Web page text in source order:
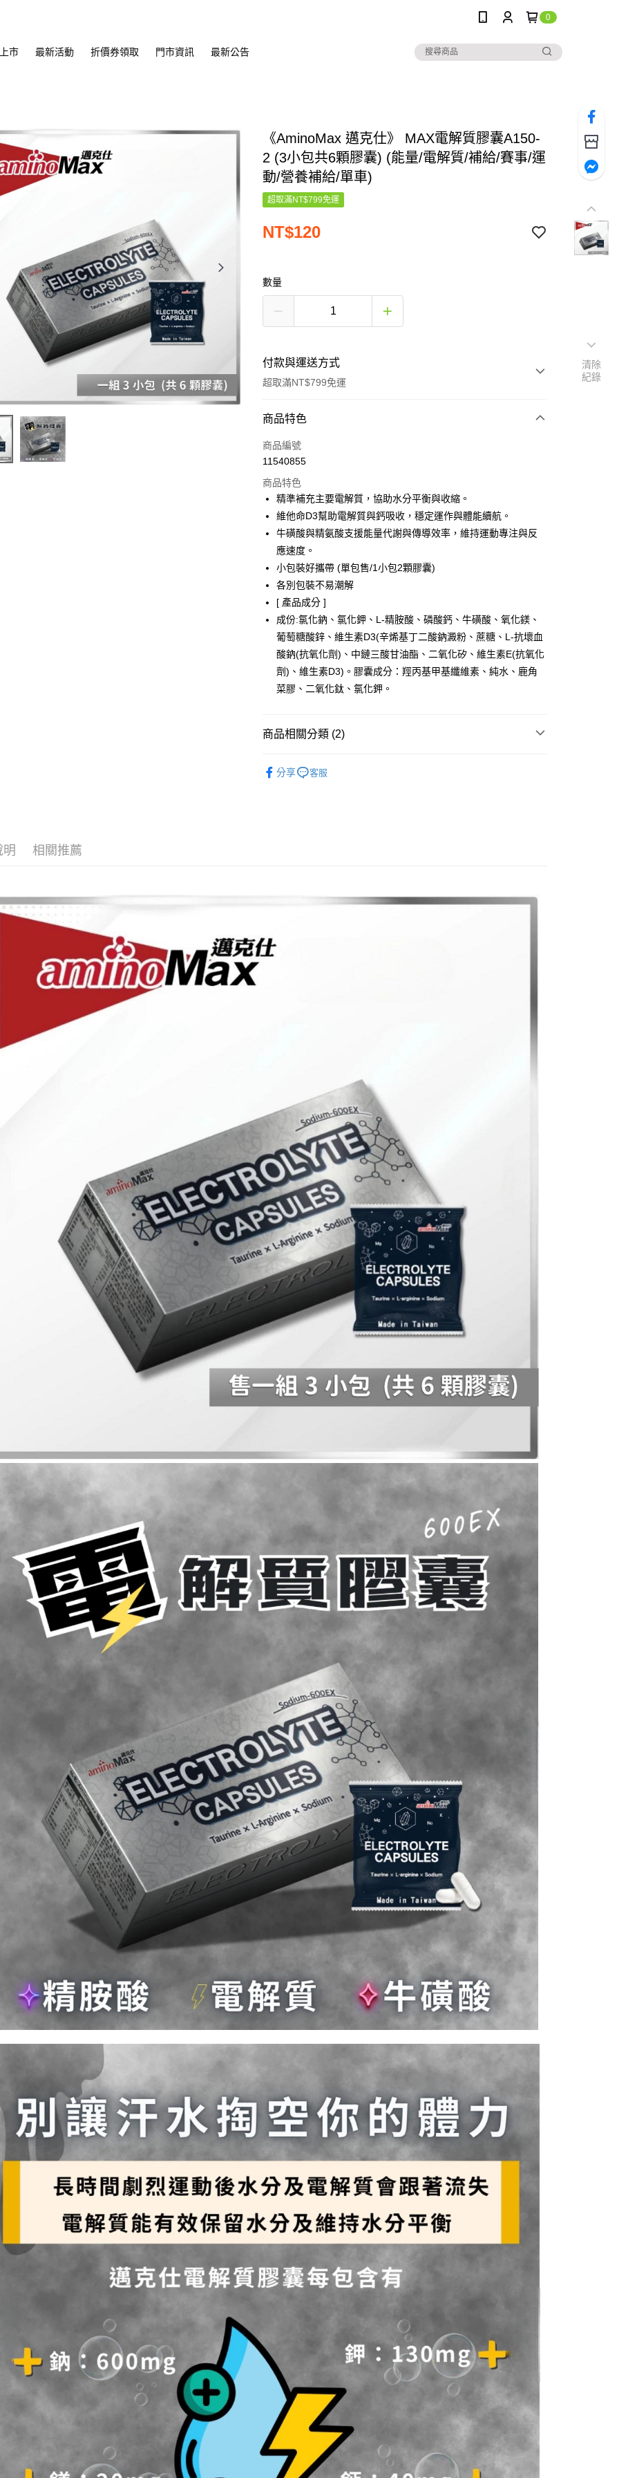
0
市 最新活動 折價券領取 門市資訊 最新公告
《AminoMax 邁克仕》 MAX電解質膠囊A150-
2 (3小包共6顆膠囊) (能量/電解質/補給/賽事/運
動/營養補給/單車)
超取滿NT$799免運
NT$120
數量
付款與運送方式
超取滿NT$799免運
付款方式
信用卡一次付款
3 期 0 利率 每期NT$40
合作金庫商業銀行
第一商業銀行
華南商業銀行
彰化商業銀行
國泰世華商業銀行
臺灣中小企業銀行
台中商業銀行
匯豐（台灣）商業銀行
聯邦商業銀行
元大商業銀行
永豐商業銀行
台新國際商業銀行
中國信託商業銀行
台灣樂天信用卡公司
6 期 0 利率 每期NT$20 21家銀行
合作金庫商業銀行
第一商業銀行
華南商業銀行
上海商業儲蓄銀行
台北富邦商業銀行
臺灣中小企業銀行
匯豐（台灣）商業銀行
聯邦商業銀行
遠東國際商業銀行
元大商業銀行
永豐商業銀行
玉山商業銀行
星展（台灣）商業銀行
台灣樂天信用卡公司
LINE Pay
Apple Pay
街口支付
悠遊付
Google Pay
ATM付款
付款後全家取貨
付款後萊爾富取貨
商品特色
商品編號
11540855
商品特色
精準補充主要電解質，協助水分平衡與收縮。
維他命D3幫助電解質與鈣吸收，穩定運作與體能續航。
牛磺酸與精氨酸支援能量代謝與傳導效率，維持運動專注與反
應速度。
小包裝好攜帶 (單包售/1小包2顆膠囊)
各別包裝不易潮解
[ 產品成分 ]
成份:氯化鈉、氯化鉀、L-精胺酸、磷酸鈣、牛磺酸、氧化鎂、
葡萄糖酸鋅、維生素D3(辛烯基丁二酸鈉澱粉、蔗糖、L-抗壞血
酸鈉(抗氧化劑)、中鏈三酸甘油酯、二氧化矽、維生素E(抗氧化
劑)、維生素D3)。膠囊成分：羥丙基甲基纖維素、純水、鹿角
菜膠、二氧化鈦、氯化鉀。
商品相關分類 (2)
分享 客服
明 相關推薦
清除
紀錄